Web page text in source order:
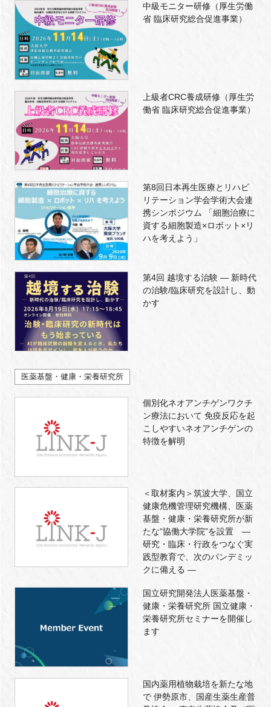
中級モニター研修（厚生労働
省 臨床研究総合促進事業）
上級者CRC養成研修（厚生労
働省 臨床研究総合促進事業）
第8回日本再生医療とリハビ
リテーション学会学術大会連
携シンポジウム 「細胞治療に
資する細胞製造×ロボット×リ
ハを考えよう」
第4回 越境する治験 — 新時代
の治験/臨床研究を設計し、動
かす
医薬基盤・健康・栄養研究所
個別化ネオアンチゲンワクチ
ン療法において 免疫反応を起
こしやすいネオアンチゲンの
特徴を解明
＜取材案内＞筑波大学、国立
健康危機管理研究機構、医薬
基盤・健康・栄養研究所が新
たな“協働大学院”を設置 ―
研究・臨床・行政をつなぐ実
践型教育で、次のパンデミッ
クに備える ―
国立研究開発法人医薬基盤・
健康・栄養研究所 国立健康・
栄養研究所セミナーを開催し
ます
国内薬用植物栽培を新たな地
で 伊勢原市、国産生薬生産普